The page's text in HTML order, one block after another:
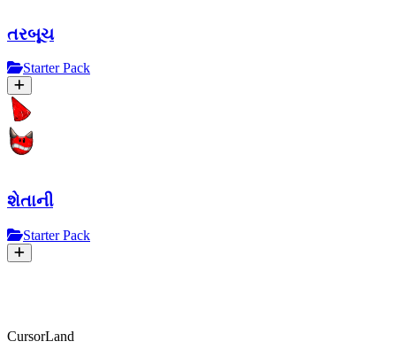
તરબૂચ
Starter Pack
શેતાની
Starter Pack
CursorLand